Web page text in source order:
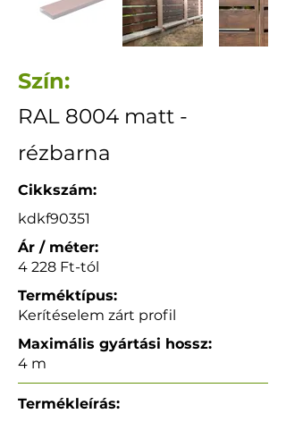
Szín:
RAL 8004 matt -
rézbarna
Cikkszám:
kdkf90351
Ár / méter:
4 228 Ft-tól
Terméktípus:
Kerítéselem zárt profil
Maximális gyártási hossz:
4 m
Termékleírás: